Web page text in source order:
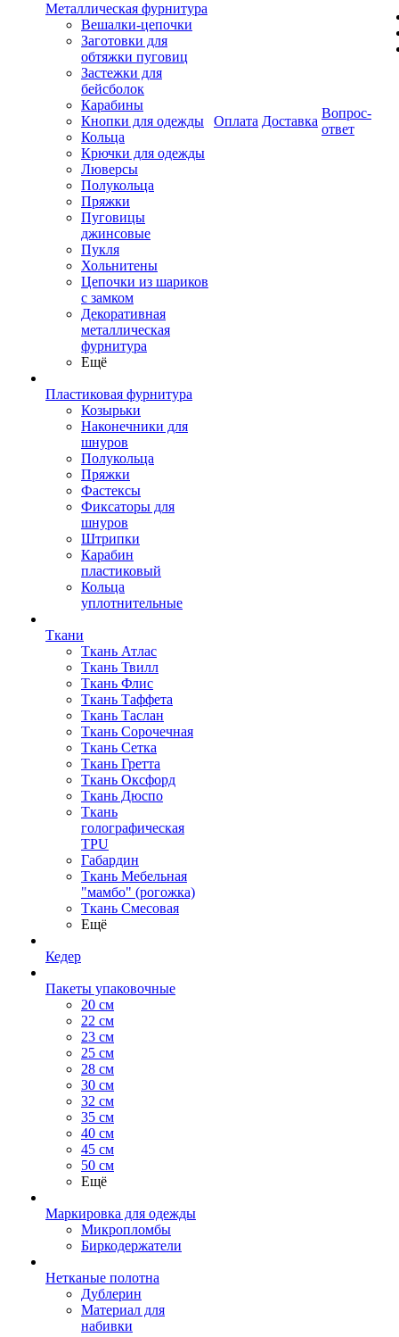
Металлическая фурнитура
Вешалки-цепочки
Заготовки для
обтяжки пуговиц
Застежки для
бейсболок
Карабины
Кнопки для одежды
Кольца
Крючки для одежды
Люверсы
Полукольца
Пряжки
Пуговицы
джинсовые
Пукля
Хольнитены
Цепочки из шариков
с замком
Декоративная
металлическая
фурнитура
Ещё
Пластиковая фурнитура
Козырьки
Наконечники для
шнуров
Полукольца
Пряжки
Фастексы
Фиксаторы для
шнуров
Штрипки
Карабин
пластиковый
Кольца
уплотнительные
Ткани
Ткань Атлас
Ткань Твилл
Ткань Флис
Ткань Таффета
Ткань Таслан
Ткань Сорочечная
Ткань Сетка
Ткань Гретта
Ткань Оксфорд
Ткань Дюспо
Ткань
голографическая
TPU
Габардин
Ткань Мебельная
"мамбо" (рогожка)
Ткань Смесовая
Ещё
Кедер
Пакеты упаковочные
20 см
22 см
23 см
25 см
28 см
30 см
32 см
35 см
40 см
45 см
50 см
Ещё
Маркировка для одежды
Микропломбы
Биркодержатели
Нетканые полотна
Дублерин
Материал для
набивки
Оплата Доставка
Вопрос-
ответ